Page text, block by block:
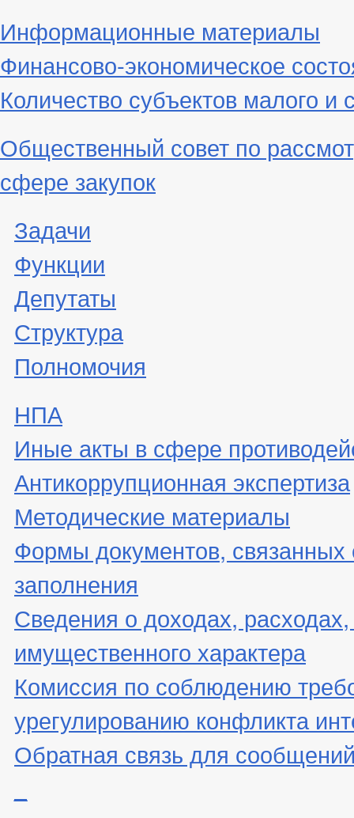
Информационные материалы
Финансово-экономическое
Количество субъектов малого и
Общественный совет по
сфере закупок
Задачи
Функции
Депутаты
Структура
Полномочия
НПА
Иные акты в сфере
Антикоррупционная экспертиза
Методические материалы
Формы документов, связанных
заполнения
Сведения о доходах,
имущественного характера
Комиссия по соблюдению
урегулированию конфликта
Обратная связь для